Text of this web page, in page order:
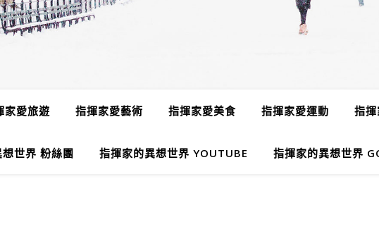
家愛旅遊 指揮家愛藝術 指揮家愛美食 指揮家愛運動 指
世界 粉絲團 指揮家的異想世界 YOUTUBE 指揮家的異想世界